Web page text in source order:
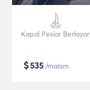
Kapal Pesiar Berlayar
$535 /malam